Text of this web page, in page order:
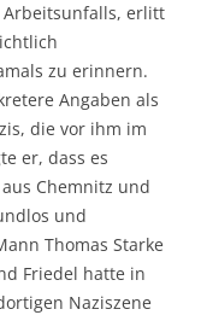
Arbeitsunfalls, erlitt
zu erinnern.
Angaben als
die vor ihm im
er, dass es
Chemnitz und
und
Thomas Starke
Friedel hatte in
Naziszene